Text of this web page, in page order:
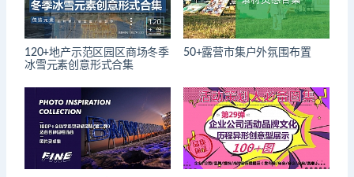
120+地产示范区园区商场冬季
冰雪元素创意形式合集
50+露营市集户外氛围布置